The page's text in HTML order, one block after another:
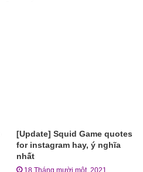
[Update] Squid Game quotes
for instagram hay, ý nghĩa
nhất